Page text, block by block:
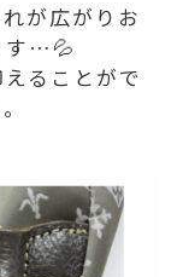
が広がりお
す…💦
ることがで